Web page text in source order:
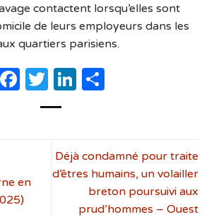
contactent lorsqu’elles sont
de leurs employeurs dans les
quartiers parisiens.
Facebook
TwitterLinkedIn
en
Déjà condamné pour traite
d’êtres humains, un volailler
breton poursuivi aux
prud’hommes – Ouest